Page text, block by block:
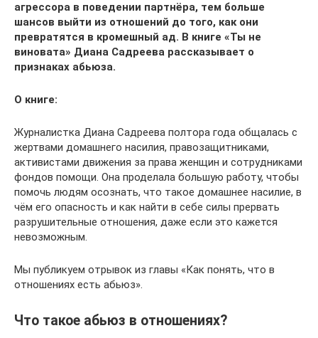
агрессора в поведении партнёра, тем больше
шансов выйти из отношений до того, как они
превратятся в кромешный ад. В книге «Ты не
виновата» Диана Садреева рассказывает о
признаках абьюза.
О книге:
Журналистка Диана Садреева полтора года общалась с
жертвами домашнего насилия, правозащитниками,
активистами движения за права женщин и сотрудниками
фондов помощи. Она проделала большую работу, чтобы
помочь людям осознать, что такое домашнее насилие, в
чём его опасность и как найти в себе силы прервать
разрушительные отношения, даже если это кажется
невозможным.
Мы публикуем отрывок из главы «Как понять, что в
отношениях есть абьюз».
Что такое абьюз в отношениях?